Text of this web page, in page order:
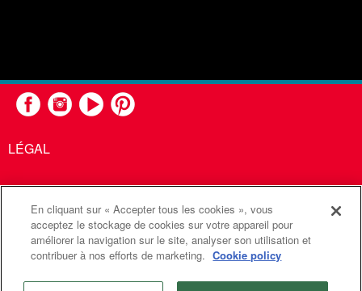
LÉGAL
United Methodist Communications est une agence de l'Église
Méthodiste Unie
Communications Méthodistes Unies. Tous droits
réservés
En cliquant sur « Accepter tous les cookies », vous
acceptez le stockage de cookies sur votre appareil pour
améliorer la navigation sur le site, analyser son utilisation et
contribuer à nos efforts de marketing. Cookie policy